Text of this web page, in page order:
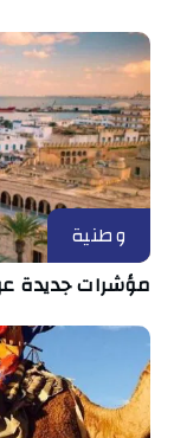
وطنية
مؤشرات جديدة